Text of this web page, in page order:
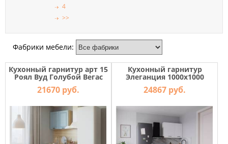
4
>>
Фабрики мебели:
Кухонный гарнитур арт 15
Роял Вуд Голубой Вегас
1000 мм
21670 руб.
Кухонный гарнитур
Элеганция 1000х1000
24867 руб.
МЕБЕЛЬ
ПРИХОЖЕЙ
КОМПЬЮТЕРНЫЕ
ОФИСНАЯ
МЕБЕЛЬ